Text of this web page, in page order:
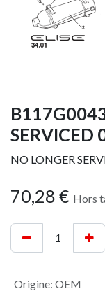
NO LONGER
70,28 € Hors
Origine: OEM